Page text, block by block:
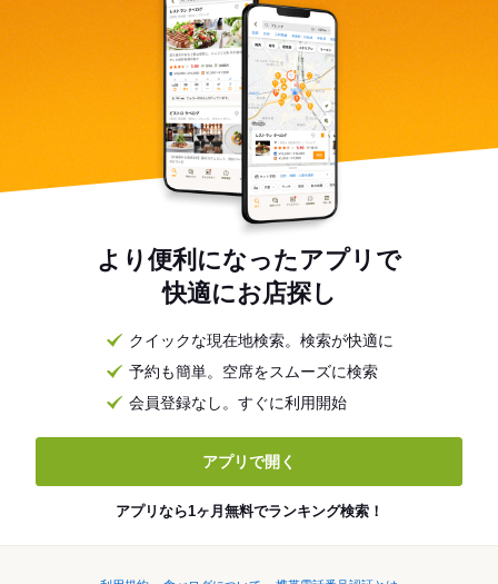
より便利になったアプリで
快適にお店探し
クイックな現在地検索。検索が快適に
予約も簡単。空席をスムーズに検索
会員登録なし。すぐに利用開始
アプリで開く
アプリなら1ヶ月無料でランキング検索！